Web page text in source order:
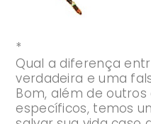
*
Qual a diferença
verdadeira e uma
Bom, além de
específicos, temos